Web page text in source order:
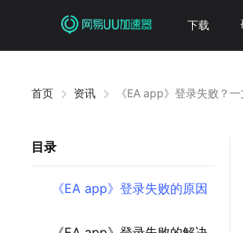
下载
首页 资讯 《EA app》登录失败？
目录
《EA app》登录失败的原因